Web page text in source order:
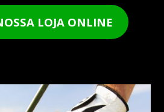
LOJA ONLINE